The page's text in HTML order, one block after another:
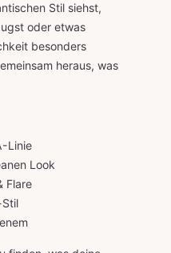
Stil siehst,
oder etwas
besonders
heraus, was
Linie
Look
Flare